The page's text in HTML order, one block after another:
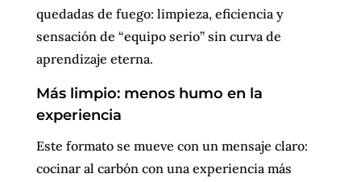
quedadas de fuego: limpieza, eficiencia y
sensación de “equipo serio” sin curva de
aprendizaje eterna.
Más limpio: menos humo en la
experiencia
Este formato se mueve con un mensaje claro:
cocinar al carbón con una experiencia más